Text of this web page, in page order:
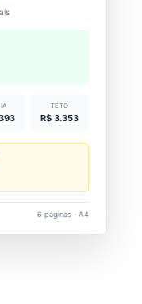
TETO
R$ 3.353
6 páginas · A4